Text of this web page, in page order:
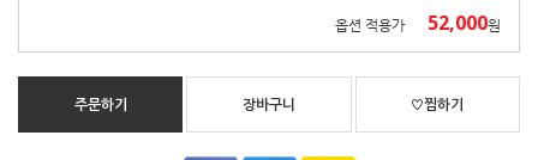
옵션 적용가 52,000원
주문하기 장바구니 ♡찜하기